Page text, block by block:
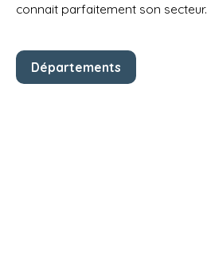
connait parfaitement son secteur.
Départements